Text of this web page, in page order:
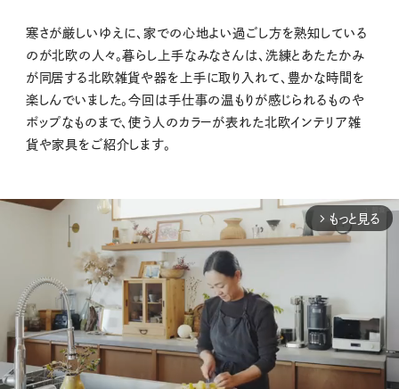
寒さが厳しいゆえに、家での心地よい過ごし方を熟知している
のが北欧の人々。暮らし上手なみなさんは、洗練とあたたかみ
が同居する北欧雑貨や器を上手に取り入れて、豊かな時間を
楽しんでいました。今回は手仕事の温もりが感じられるものや
ポップなものまで、使う人のカラーが表れた北欧インテリア雑
貨や家具をご紹介します。
arrow_forward_ios もっと見る